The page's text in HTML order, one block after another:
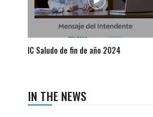
IC Saludo de fin de año 2024
IN THE NEWS